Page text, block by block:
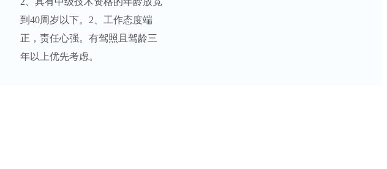
到40周岁以下。2、工作态度端
正，责任心强。有驾照且驾龄三
年以上优先考虑。